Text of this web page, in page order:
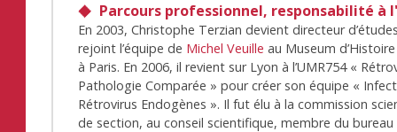
Parcours professionnel, responsabilité à
En 2003, Christophe Terzian devient directeur
rejoint l’équipe de Michel Veuille au Museum
à Paris. En 2006, il revient sur Lyon à l’UMR754 «
Pathologie Comparée » pour créer son équipe «
Rétrovirus Endogènes ». Il fut élu à la commission
de section, au conseil scientifique, membre du bureau